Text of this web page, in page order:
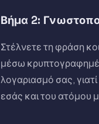
Βήμα 2:
Στέλνετε τη φράση
μέσω
λογαριασμό σας,
εσάς και του ατόμου